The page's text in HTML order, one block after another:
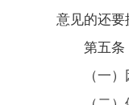
意见的还要
第五条
（一